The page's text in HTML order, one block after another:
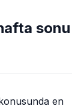
sonu
en